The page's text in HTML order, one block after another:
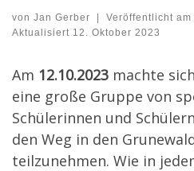
von Jan Gerber | Veröffentlicht am
Aktualisiert 12. Oktober 2023
Am 12.10.2023 machte
eine große Gruppe von
Schülerinnen und
den Weg in den
teilzunehmen. Wie in